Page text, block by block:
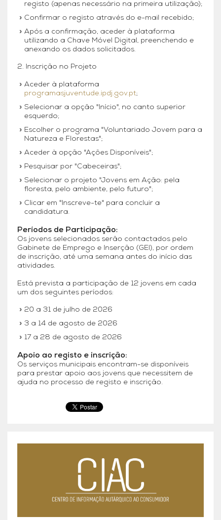
registo (apenas necessário na primeira utilização);
Confirmar o registo através do e-mail recebido;
Após a confirmação, aceder à plataforma
utilizando a Chave Móvel Digital, preenchendo e
anexando os dados solicitados.
2. Inscrição no Projeto
Aceder à plataforma
programasjuventude.ipdj.gov.pt;
Selecionar a opção "Início", no canto superior
esquerdo;
Escolher o programa "Voluntariado Jovem para a
Natureza e Florestas";
Aceder à opção "Ações Disponíveis";
Pesquisar por "Cabeceiras";
Selecionar o projeto "Jovens em Ação: pela
floresta, pelo ambiente, pelo futuro";
Clicar em "Inscreve-te" para concluir a
candidatura.
Períodos de Participação:
Os jovens selecionados serão contactados pelo
Gabinete de Emprego e Inserção (GEI), por ordem
de inscrição, até uma semana antes do início das
atividades.
Está prevista a participação de 12 jovens em cada
um dos seguintes períodos:
20 a 31 de julho de 2026
3 a 14 de agosto de 2026
17 a 28 de agosto de 2026
Apoio ao registo e inscrição:
Os serviços municipais encontram-se disponíveis
para prestar apoio aos jovens que necessitem de
ajuda no processo de registo e inscrição.